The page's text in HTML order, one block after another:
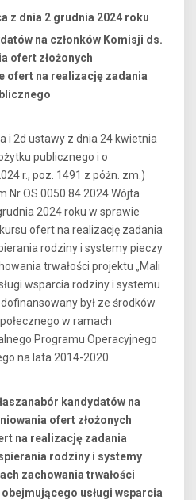
z dnia 2 grudnia 2024 roku
na członków Komisji ds.
ofert złożonych
ofert na realizację zadania
i 2d ustawy z dnia 24 kwietnia
publicznego i o
r., poz. 1491 z póżn. zm.)
OS.0050.84.2024 Wójta
2024 roku w sprawie
ofert na realizację zadania
rodziny i systemy pieczy
trwałości projektu „Mali
wsparcia rodziny i systemu
był ze środków
w ramach
Programu Operacyjnego
na lata 2014-2020.
kandydatów na
ofert złożonych
na realizację zadania
rodziny i systemy
zachowania trwałości
usługi wsparcia